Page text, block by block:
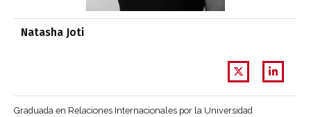
Natasha Joti
Graduada en Relaciones Internacionales por la Universidad